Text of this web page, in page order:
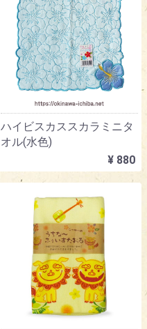
ハイビスカススカラミニタ
オル(水色)
¥ 880